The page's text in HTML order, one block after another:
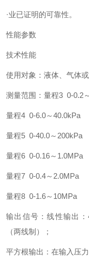
·业已证明的可靠性。
性能参数
技术性能
使用对象：液体、气体
测量范围：量程3 0-0.2
量程4 0-6.0～40.0kPa
量程5 0-40.0～200kPa
量程6 0-0.16～1.0MPa
量程7 0-0.4～2.0MPa
量程8 0-1.6～10MPa
输出信号：线性输出
（两线制）；
平方根输出：在输入压